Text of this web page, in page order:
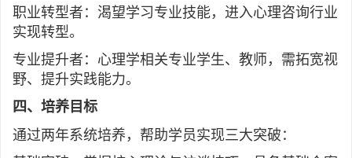
职业转型者：渴望学习专业技能，进入心理咨询行业
实现转型。
专业提升者：心理学相关专业学生、教师，需拓宽视
野、提升实践能力。
四、培养目标
通过两年系统培养，帮助学员实现三大突破：